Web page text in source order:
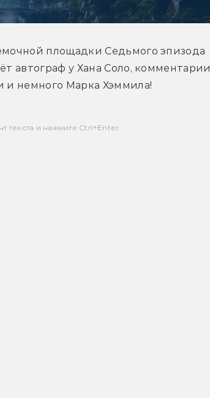
площадки Седьмого эпизода
автограф у Хана Соло, комментарии
и немного Марка Хэммила!
текста и нажмите Ctrl+Enter.